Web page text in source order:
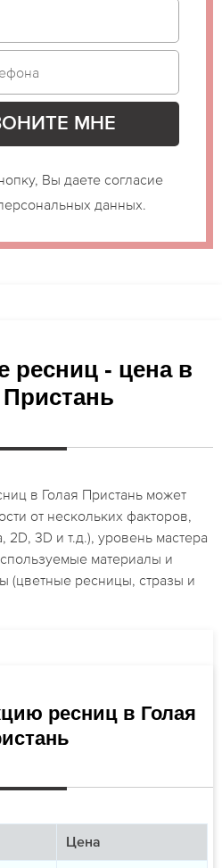
Вы даете согласие
данных.
ресниц - цена в
в Голая Пристань может
от нескольких факторов,
2D, 3D и т.д.), уровень мастера
материалы и
(цветные ресницы, стразы и
ресниц в Голая
Цена